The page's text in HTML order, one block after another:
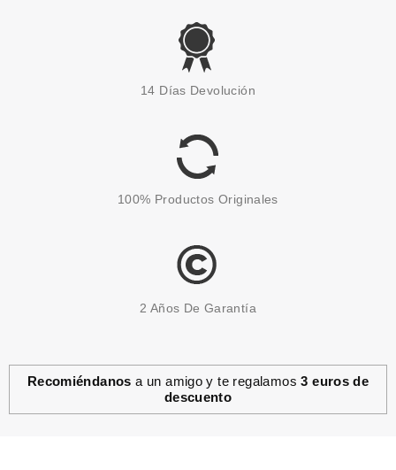
ESSENCE
ON! LOOSE GLITTER 02 SUPER
2.50€
ESSENCE
14 Días Devolución
100% Productos Originales
2 Años De Garantía
Recomiéndanos a un amigo y te regalamos3 euros de
descuento